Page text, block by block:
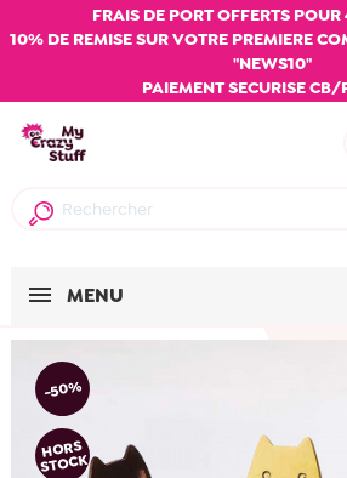
FRAIS DE PORT OFFERTS
10% DE REMISE SUR VOTRE PREMIERE
"NEWS10"
PAIEMENT SECURISE CB/
MENU
-50%
HORS
STOCK